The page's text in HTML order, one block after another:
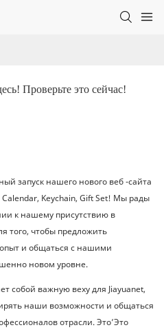
Проверьте это сейчас!
запуск нашего нового веб -сайта
Calendar, Keychain, Gift Set! Мы рады
к нашему присутствию в
того, чтобы предложить
и общаться с нашими
новом уровне.
собой важную веху для Jiayuanet,
наши возможности и общаться
отрасли. Это’Это